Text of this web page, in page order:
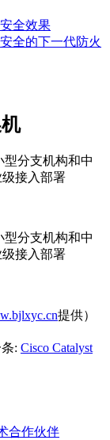
全效果
全的下一代防火
型分支机构和中
接入部署
型分支机构和中
接入部署
提供）
: Cisco Catalyst
合作伙伴